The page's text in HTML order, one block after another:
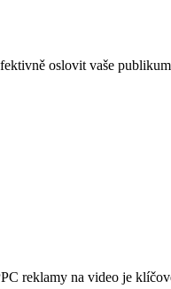
oslovit vaše
reklamy na video je